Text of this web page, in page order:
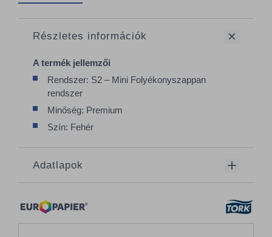
Részletes információk
A termék jellemzői
Rendszer: S2 – Mini Folyékonyszappan
rendszer
Minőség: Premium
Szín: Fehér
Adatlapok